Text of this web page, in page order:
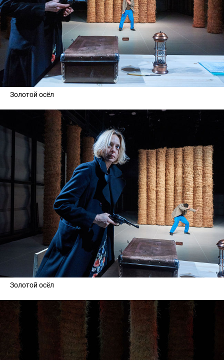
Золотой осёл
Золотой осёл